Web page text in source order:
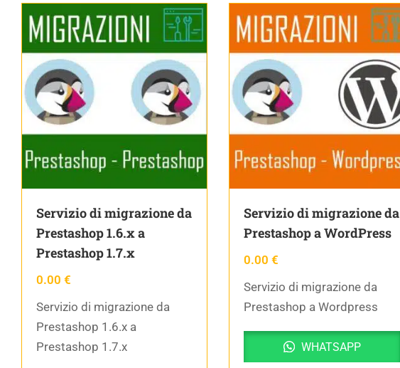
Servizio di migrazione da
Prestashop 1.6.x a
Prestashop 1.7.x
0.00 €
Servizio di migrazione da
Prestashop 1.6.x a
Prestashop 1.7.x
Servizio di migrazione da
Prestashop a WordPress
0.00 €
Servizio di migrazione da
Prestashop a Wordpress
WHATSAPP